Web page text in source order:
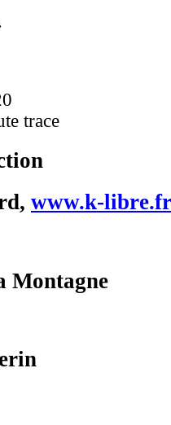
trace
www.k-libre.fr
Montagne